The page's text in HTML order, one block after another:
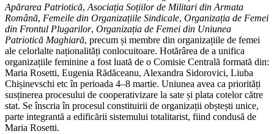
Apărarea Patriotică, Asociația Soțiilor de Militari din Armata
Română, Femeile din Organizațiile Sindicale, Organizația de Femei
din Frontul Plugarilor, Organizația de Femei din Uniunea
Patriotică Maghiară, precum și membre din organizațiile de femei
ale celorlalte naționalități conlocuitoare. Hotărârea de a unifica
organizațiile feminine a fost luată de o Comisie Centrală formată din:
Maria Rosetti, Eugenia Rădăceanu, Alexandra Sidorovici, Liuba
Chișinevschi etc în perioada 4–8 martie. Uniunea avea ca priorități
susținerea procesului de cooperativizare la sate și plata cotelor către
stat. Se înscria în procesul constituirii de organizații obștești unice,
parte integrantă a edificării sistemului totalitarist, fiind condusă de
Maria Rosetti.